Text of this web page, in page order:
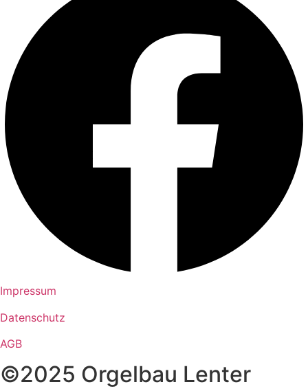
Impressum
Datenschutz
AGB
©2025 Orgelbau Lenter